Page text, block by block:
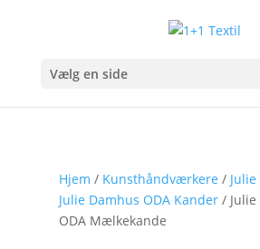
Vælg en side
Hjem / Kunsthåndværkere /
Julie Damhus ODA Kander/ Julie
ODA Mælkekande